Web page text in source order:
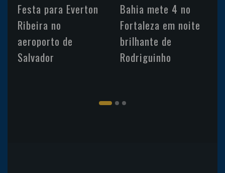
Festa para Everton
Ribeira no
aeroporto de
Salvador
Bahia mete 4 no
Fortaleza em noite
brilhante de
Rodriguinho